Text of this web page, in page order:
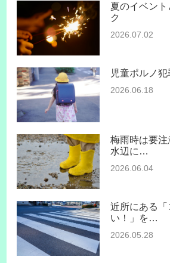
夏のイベン
ク
2026.07.02
児童ポルノ
2026.06.18
梅雨時は要
水辺に…
2026.06.04
近所にある「
い！」を…
2026.05.28